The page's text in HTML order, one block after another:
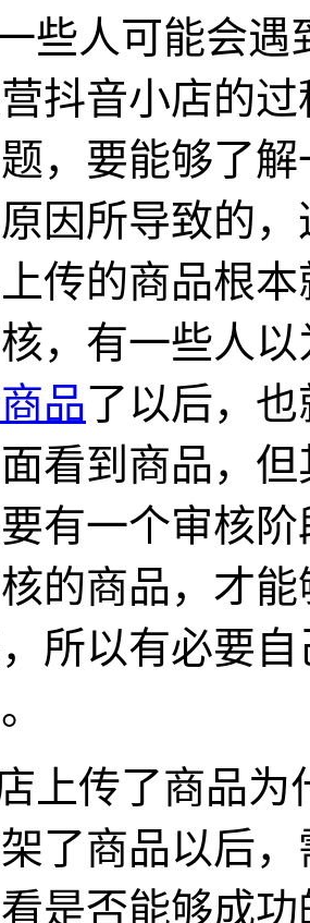
些人可能会遇
抖音小店的
，要能够了
因所导致的
传的商品根
，有一些人
商品了以后，
看到商品，
有一个审核
的商品，才
所以有必要
上传了商品为
了商品以后
是否能够成